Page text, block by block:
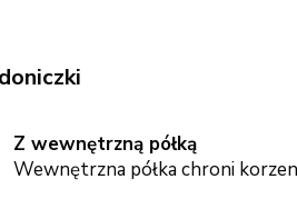
Z wewnętrzną półką
Wewnętrzna półka chroni